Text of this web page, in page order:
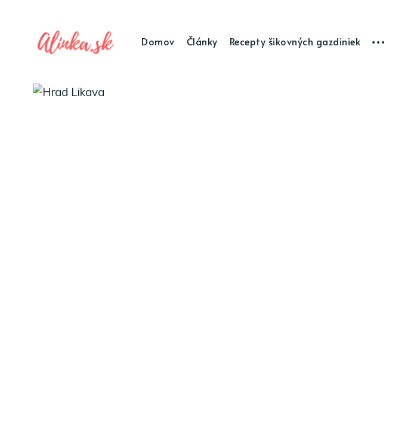
Domov Články Recepty šikovných gazdiniek